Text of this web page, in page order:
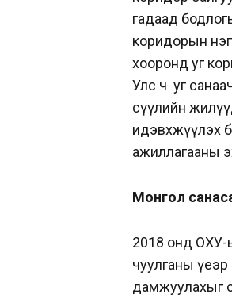
гадаад
коридорын
хооронд уг
Улс ч уг
сүүлийн
идэвхжүүлэх
ажиллагааны
Монгол
2018 онд ОХУ-
чуулганы үеэр
дамжуулахыг